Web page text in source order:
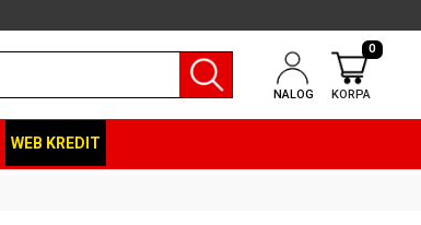
NALOG KORPA
0
WEB KREDIT